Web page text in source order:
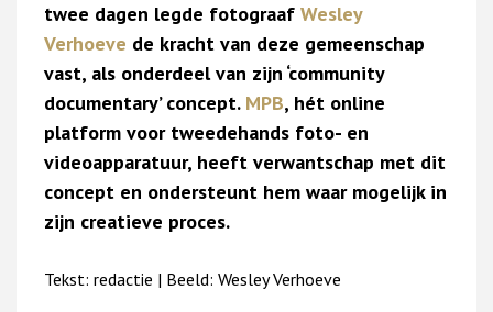
twee dagen legde fotograaf Wesley
Verhoeve de kracht van deze gemeenschap
vast, als onderdeel van zijn ‘community
documentary’ concept. MPB, hét online
platform voor tweedehands foto- en
videoapparatuur, heeft verwantschap met dit
concept en ondersteunt hem waar mogelijk in
zijn creatieve proces.
Tekst: redactie | Beeld: Wesley Verhoeve